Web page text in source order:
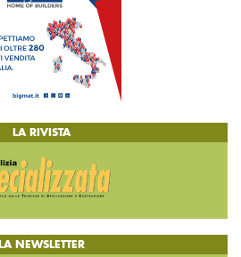
LA RIVISTA
LA NEWSLETTER